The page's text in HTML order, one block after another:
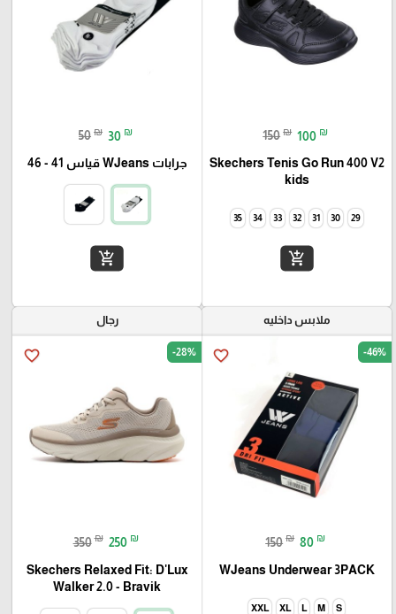
150 ₪ 100 ₪
Skechers Tenis Go Run 400 V2
kids
29
30
31
32
33
34
35
add_shopping_cart
50 ₪ 30 ₪
جرابات WJeans قياس 41 - 46
add_shopping_cart
ملابس داخليه
favorite_border -46%
150 ₪ 80 ₪
WJeans Underwear 3PACK
S
M
L
XL
XXL
رجال
favorite_border -28%
350 ₪ 250 ₪
Skechers Relaxed Fit: D'Lux
Walker 2.0 - Bravik